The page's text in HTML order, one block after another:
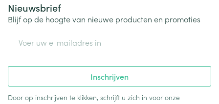
Nieuwsbrief
Blijf op de hoogte van nieuwe producten en promoties
Inschrijven
Door op inschrijven te klikken, schrijft u zich in voor onze